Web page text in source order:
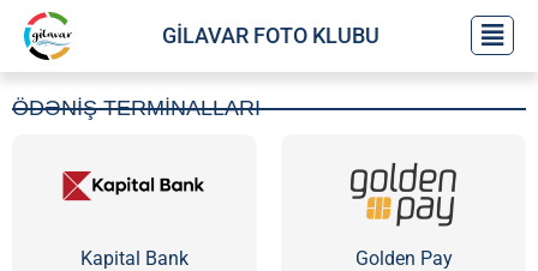
GİLAVAR FOTO KLUBU
REKLAM
VEB-SAYTLAR
ÖDƏNİŞ TERMİNALLARI
Kapital Bank Golden Pay